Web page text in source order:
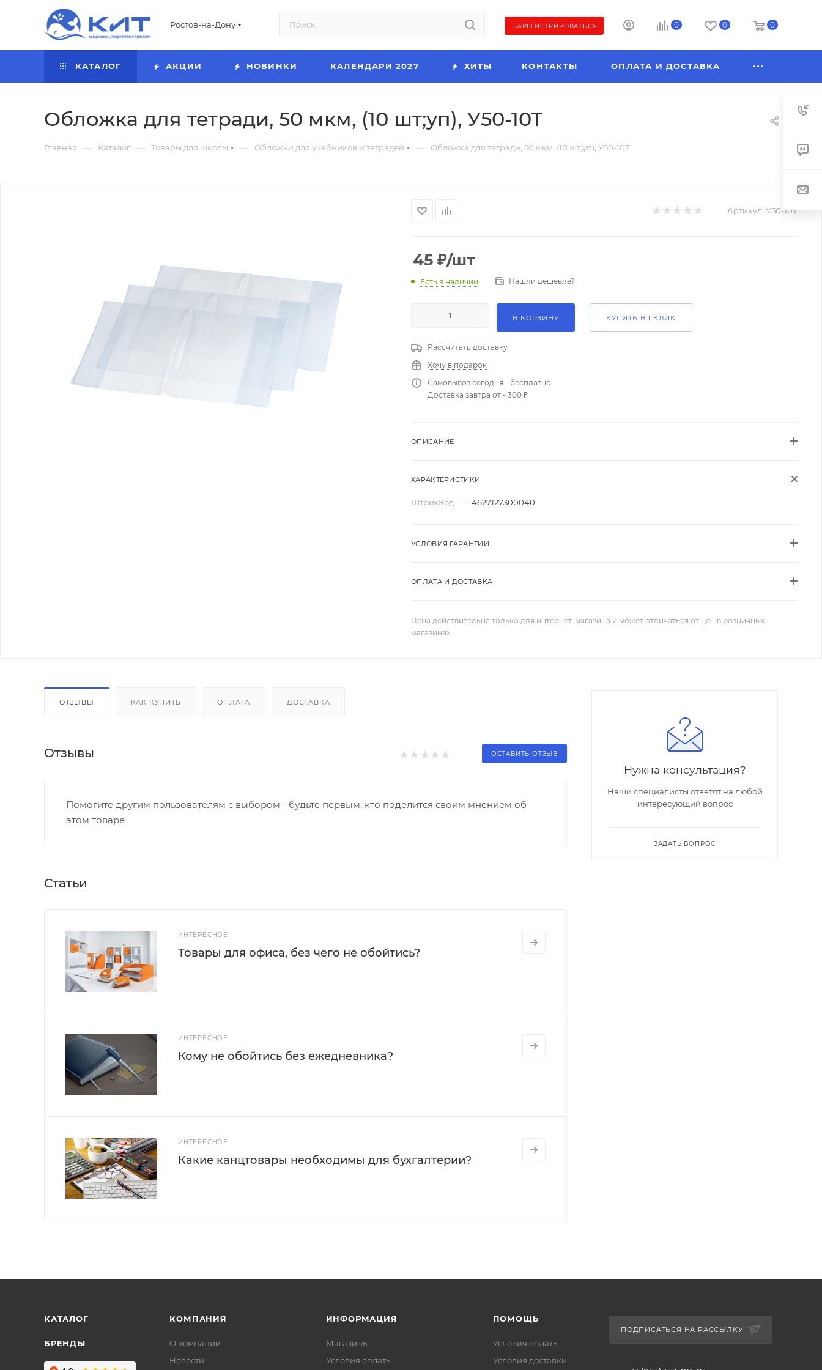
Ростов-на-Дону ЗАРЕГИСТРИРОВАТЬСЯ 0 0 0
КАТАЛОГ АКЦИИ НОВИНКИ КАЛЕНДАРИ 2027 ХИТЫ КОНТАКТЫ ОПЛАТА И ДОСТАВКА
Обложка для тетради, 50 мкм, (10 шт;уп), У50-10Т
Главная — Каталог — Товары для школы — Обложки для учебников и тетрадей — Обложка для тетради, 50 мкм, (10 шт;уп), У50-10Т
Артикул: У50-10Т
45 ₽/шт
Есть в наличии Нашли дешевле?
В КОРЗИНУ КУПИТЬ В 1 КЛИК
Рассчитать доставку
Хочу в подарок
Самовывоз сегодня - бесплатно
Доставка завтра от - 300 ₽
ОПИСАНИЕ
ХАРАКТЕРИСТИКИ
ШтрихКод — 4627127300040
УСЛОВИЯ ГАРАНТИИ
ОПЛАТА И ДОСТАВКА
Цена действительна только для интернет-магазина и может отличаться от цен в розничных
магазинах
ОТЗЫВЫ КАК КУПИТЬ ОПЛАТА ДОСТАВКА
Отзывы ОСТАВИТЬ ОТЗЫВ
Помогите другим пользователям с выбором - будьте первым, кто поделится своим мнением об
этом товаре
Статьи
ИНТЕРЕСНОЕ
Товары для офиса, без чего не обойтись?
ИНТЕРЕСНОЕ
Кому не обойтись без ежедневника?
ИНТЕРЕСНОЕ
Какие канцтовары необходимы для бухгалтерии?
Нужна консультация?
Наши специалисты ответят на любой
интересующий вопрос
ЗАДАТЬ ВОПРОС
КАТАЛОГ
БРЕНДЫ
КОМПАНИЯ
О компании
Новости
ИНФОРМАЦИЯ
Магазины
Условия оплаты
ПОМОЩЬ
Условия оплаты
Условия доставки
ПОДПИСАТЬСЯ НА РАССЫЛКУ